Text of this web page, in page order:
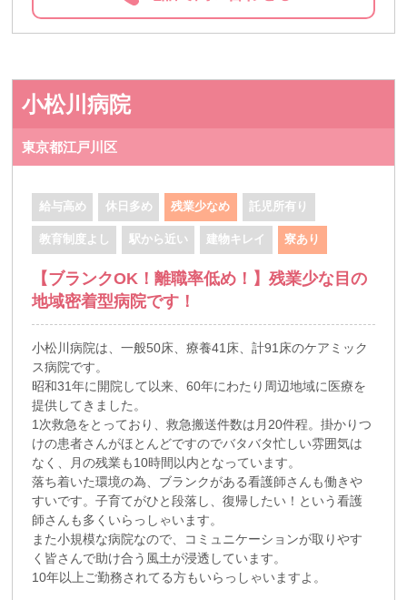
小松川病院
東京都江戸川区
給与高め 休日多め 残業少なめ 託児所有り
教育制度よし 駅から近い 建物キレイ 寮あり
【ブランクOK！離職率低め！】残業少な目の
地域密着型病院です！
小松川病院は、一般50床、療養41床、計91床のケアミック
ス病院です。
昭和31年に開院して以来、60年にわたり周辺地域に医療を
提供してきました。
1次救急をとっており、救急搬送件数は月20件程。掛かりつ
けの患者さんがほとんどですのでバタバタ忙しい雰囲気は
なく、月の残業も10時間以内となっています。
落ち着いた環境の為、ブランクがある看護師さんも働きや
すいです。子育てがひと段落し、復帰したい！という看護
師さんも多くいらっしゃいます。
また小規模な病院なので、コミュニケーションが取りやす
く皆さんで助け合う風土が浸透しています。
10年以上ご勤務されてる方もいらっしゃいますよ。